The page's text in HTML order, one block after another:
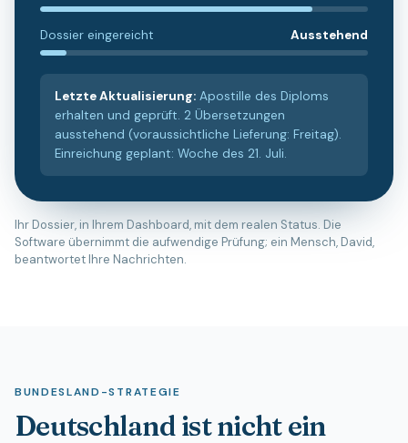
Dossier eingereicht Ausstehend
Letzte Aktualisierung: Apostille des Diploms
erhalten und geprüft. 2 Übersetzungen
ausstehend (voraussichtliche Lieferung: Freitag).
Einreichung geplant: Woche des 21. Juli.
Ihr Dossier, in Ihrem Dashboard, mit dem realen Status. Die
Software übernimmt die aufwendige Prüfung; ein Mensch, David,
beantwortet Ihre Nachrichten.
BUNDESLAND-STRATEGIE
Deutschland ist nicht ein